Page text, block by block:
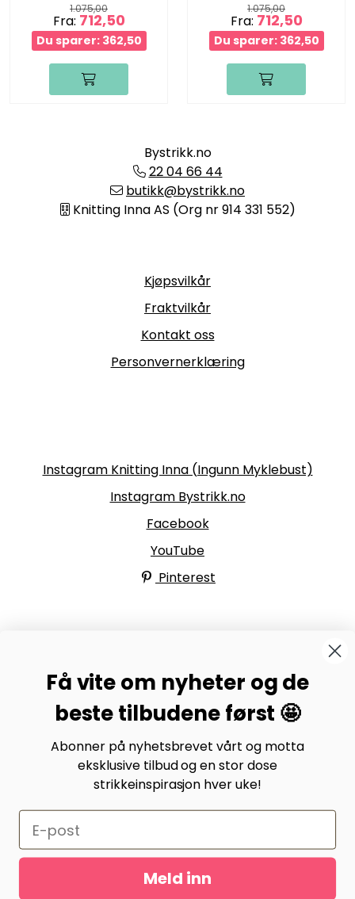
1.075,00
Fra: 712,50
Du sparer: 362,50
1.075,00
Fra: 712,50
Du sparer: 362,50
Bystrikk.no
22 04 66 44
butikk@bystrikk.no
Knitting Inna AS (Org nr 914 331 552)
Kjøpsvilkår
Fraktvilkår
Kontakt oss
Personvernerklæring
Instagram Knitting Inna (Ingunn Myklebust)
Instagram Bystrikk.no
Facebook
YouTube
Pinterest
Bli medlem av Bystrikk-forumet vårt på Facebook og
møt både designere og teststrikkere, samt 31.000
andre Bystrikkere som deler erfaringer, bilder og
inspirasjon.
Bli medlem her.
Få vite om nyheter og de
beste tilbudene først 🤩
Abonner på nyhetsbrevet vårt og motta
eksklusive tilbud og en stor dose
strikkeinspirasjon hver uke!
Meld inn